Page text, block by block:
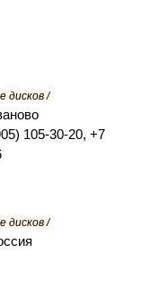
дисков /
105-30-20, +7
дисков /